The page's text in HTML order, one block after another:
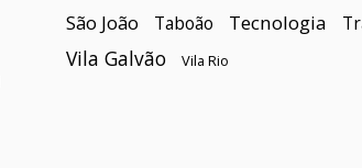
São João Taboão Tecnologia
Vila Galvão Vila Rio